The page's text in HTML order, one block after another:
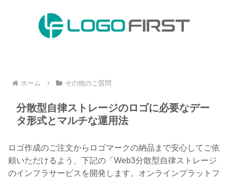
ホーム その他のご質問
分散型自律ストレージのロゴに必要なデー
タ形式とマルチな運用法
ロゴ作成のご注文からロゴマークの納品まで安心してご依
頼いただけるよう、下記の「Web3分散型自律ストレージ
のインフラサービスを開発します。オンラインプラットフ